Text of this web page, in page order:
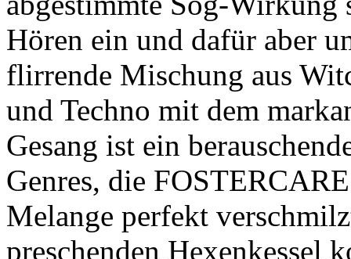
Hören ein und dafür aber
flirrende Mischung aus
und Techno mit dem
Gesang ist ein
Genres, die
Melange perfekt
preschenden Hexenkessel